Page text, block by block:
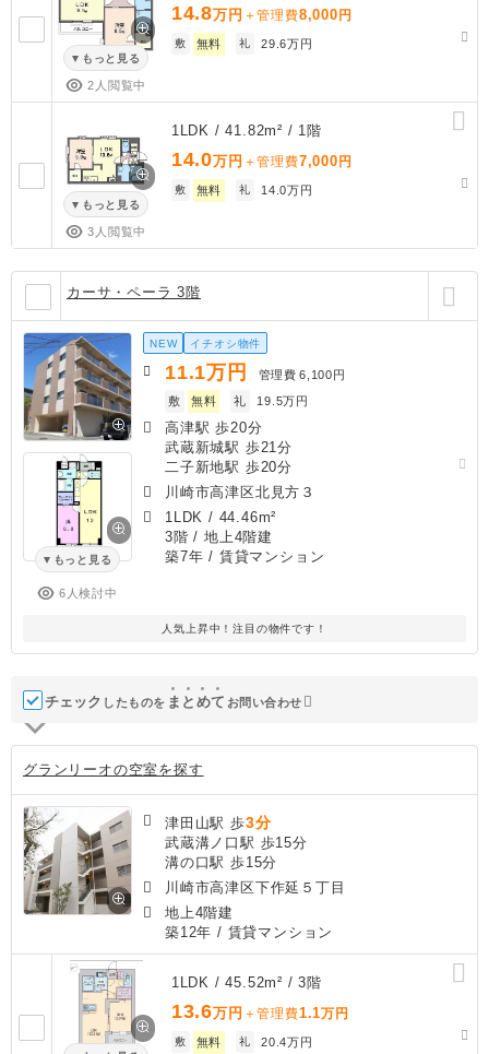
もっと見る
2人閲覧中
14.8万円 ＋管理費8,000 円
敷 無料 礼 29.6万円
もっと見る
3人閲覧中
1LDK / 41.82m² / 1階
14.0万円 ＋管理費7,000 円
敷 無料 礼 14.0万円
カーサ・ペーラ 3階
もっと見る
6人検討中
NEW イチオシ物件
11.1万円 管理費 6,100円
敷
無料 礼 19.5万円
高津駅 歩20分
武蔵新城駅 歩21分
二子新地駅 歩20分
川崎市高津区北見方３
1LDK / 44.46m²
3階 / 地上4階建
築7年 / 賃貸マンション
人気上昇中！注目の物件です！
チェック したものを ま と めて お問い合わせ
グランリーオの空室を探す
津田山駅 歩3分
武蔵溝ノ口駅 歩15分
溝の口駅 歩15分
川崎市高津区下作延５丁目
地上4階建
築12年 / 賃貸マンション
1LDK / 45.52m² / 3階
13.6万円 ＋管理費1.1万円
敷 無料 礼 20.4万円